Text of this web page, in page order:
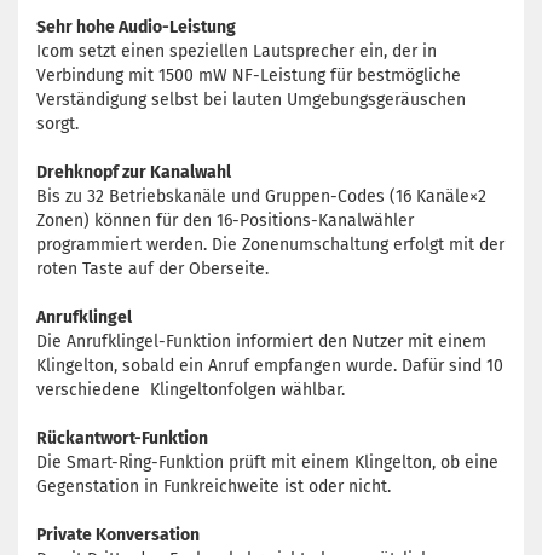
Sehr hohe Audio-Leistung
Icom setzt einen speziellen Lautsprecher ein, der in
Verbindung mit 1500 mW NF-Leistung für bestmögliche
Verständigung selbst bei lauten Umgebungsgeräuschen
sorgt.
Drehknopf zur Kanalwahl
Bis zu 32 Betriebskanäle und Gruppen-Codes (16 Kanäle×2
Zonen) können für den 16-Positions-Kanalwähler
programmiert werden. Die Zonenumschaltung erfolgt mit der
roten Taste auf der Oberseite.
Anrufklingel
Die Anrufklingel-Funktion informiert den Nutzer mit einem
Klingelton, sobald ein Anruf empfangen wurde. Dafür sind 10
verschiedene Klingeltonfolgen wählbar.
Rückantwort-Funktion
Die Smart-Ring-Funktion prüft mit einem Klingelton, ob eine
Gegenstation in Funkreichweite ist oder nicht.
Private Konversation